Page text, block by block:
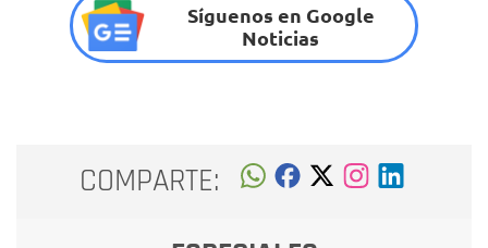
Síguenos en Google
Noticias
COMPARTE: